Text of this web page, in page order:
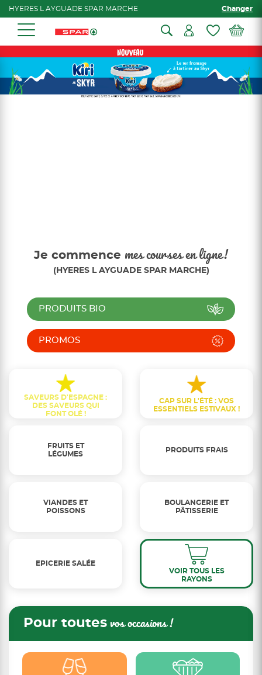
HYERES L AYGUADE SPAR MARCHE Changer
Je commence mes courses en ligne!
(HYERES L AYGUADE SPAR MARCHE)
PRODUITS BIO
PROMOS
SAVEURS D'ESPAGNE :
DES SAVEURS QUI
FONT OLÉ !
CAP SUR L'ÉTÉ : VOS
ESSENTIELS ESTIVAUX !
FRUITS ET
LÉGUMES
PRODUITS FRAIS
VIANDES ET
POISSONS
BOULANGERIE ET
PÂTISSERIE
EPICERIE SALÉE
VOIR TOUS LES
RAYONS
Pour toutes vos occasions !